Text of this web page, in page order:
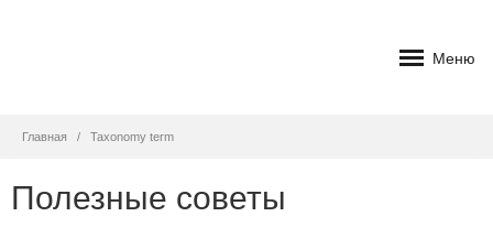
Меню
Главная Taxonomy term
Полезные советы